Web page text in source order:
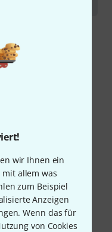
wir Ihnen ein
allem was
zum Beispiel
Anzeigen
Wenn das für
von Cookies